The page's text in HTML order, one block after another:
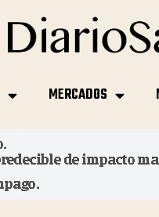
MERCADOS